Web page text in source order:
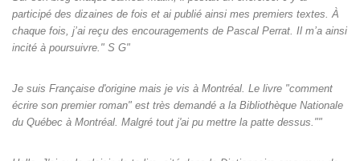
participé des dizaines de fois et ai publié ainsi mes premiers textes. À
chaque fois, j’ai reçu des encouragements de Pascal Perrat. Il m’a ainsi
incité à poursuivre." S G"
Je suis Française d'origine mais je vis à Montréal. Le livre "comment
écrire son premier roman" est très demandé a la Bibliothèque Nationale
du Québec à Montréal. Malgré tout j'ai pu mettre la patte dessus.""